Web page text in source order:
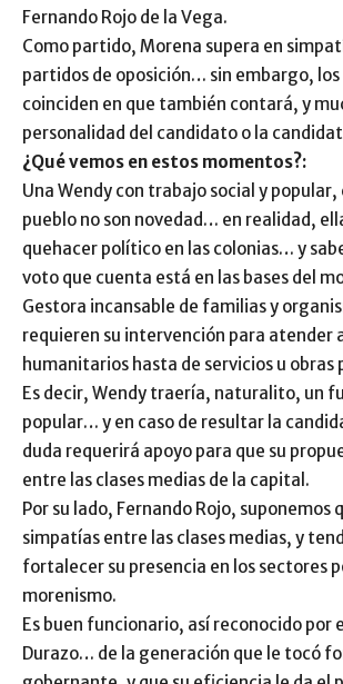
Fernando Rojo de la Vega.
Como partido, Morena supera en
partidos de oposición… sin embargo,
coinciden en que también contará, y
personalidad del candidato o la
¿Qué vemos en estos momentos?:
Una Wendy con trabajo social y popular,
pueblo no son novedad… en realidad,
quehacer político en las colonias… y
voto que cuenta está en las bases del
Gestora incansable de familias y
requieren su intervención para atender
humanitarios hasta de servicios u obras
Es decir, Wendy traería, naturalito, un
popular… y en caso de resultar la
duda requerirá apoyo para que su
entre las clases medias de la capital.
Por su lado, Fernando Rojo, suponemos
simpatías entre las clases medias, y
fortalecer su presencia en los sectores
morenismo.
Es buen funcionario, así reconocido por
Durazo… de la generación que le tocó